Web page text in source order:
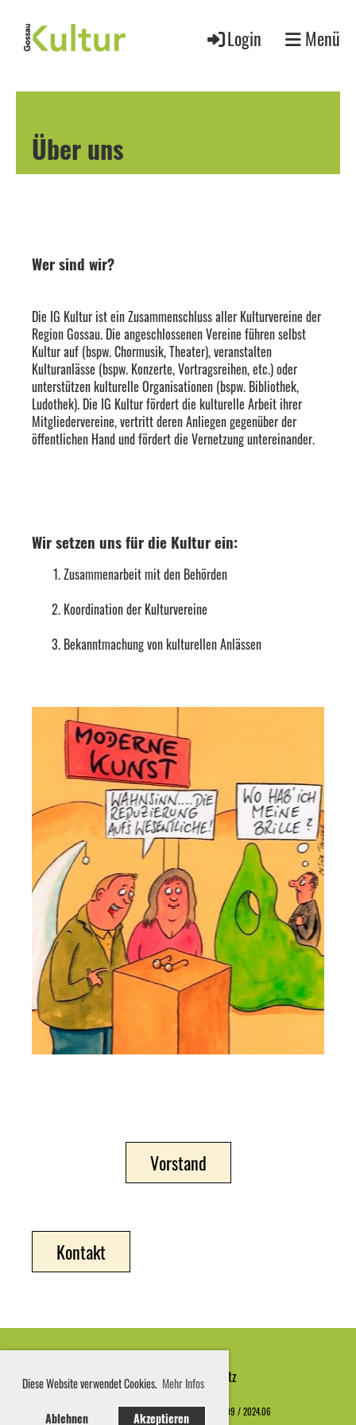
Diese Website verwendet Cookies. Mehr Infos
Ablehnen Akzeptieren
Login Menü
Über uns
Wer sind wir?
Die IG Kultur ist ein Zusammenschluss aller Kulturvereine der
Region Gossau. Die angeschlossenen Vereine führen selbst
Kultur auf (bspw. Chormusik, Theater), veranstalten
Kulturanlässe (bspw. Konzerte, Vortragsreihen, etc.) oder
unterstützen kulturelle Organisationen (bspw. Bibliothek,
Ludothek). Die IG Kultur fördert die kulturelle Arbeit ihrer
Mitgliedervereine, vertritt deren Anliegen gegenüber der
öffentlichen Hand und fördert die Vernetzung untereinander.
Wir setzen uns für die Kultur ein:
Zusammenarbeit mit den Behörden
Koordination der Kulturvereine
Bekanntmachung von kulturellen Anlässen
Vorstand
Kontakt
Impressum|Datenschutz
urch IG Kultur Gossau SG / 2020.09 / 2024.06